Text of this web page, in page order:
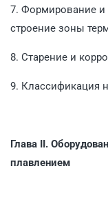
7. Формирование и
строение зоны
8. Старение и
9. Классификация
Глава II.
плавлением